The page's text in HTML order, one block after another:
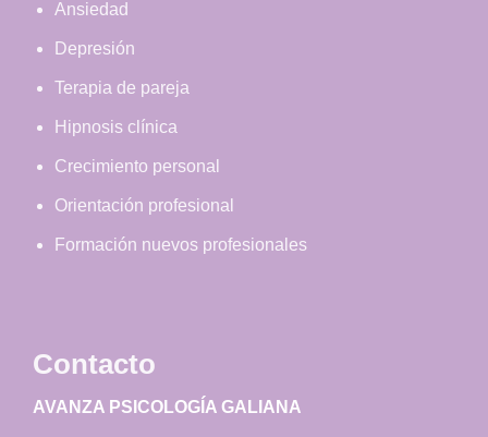
Ansiedad
Depresión
Terapia de pareja
Hipnosis clínica
Crecimiento personal
Orientación profesional
Formación nuevos profesionales
Contacto
AVANZA PSICOLOGÍA GALIANA